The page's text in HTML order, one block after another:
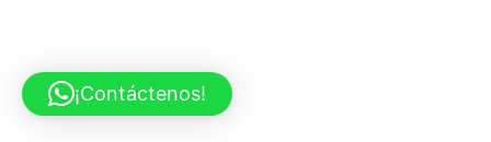
¡Contáctenos!